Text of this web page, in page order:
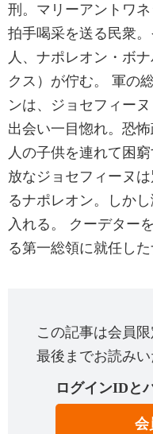
刑。マリーアントワ
拍手喝采を送る民衆
人、ナポレオン・ボ
クス）が佇む。 軍の
ンは、ジョセフィー
出会い一目惚れ。恐
人の子供を連れて困
放なジョセフィーヌ
るナポレオン。しか
入れる。 クーデター
る第一総領に就任し
この記事は会員
最後までお読みい
ログインIDと
会